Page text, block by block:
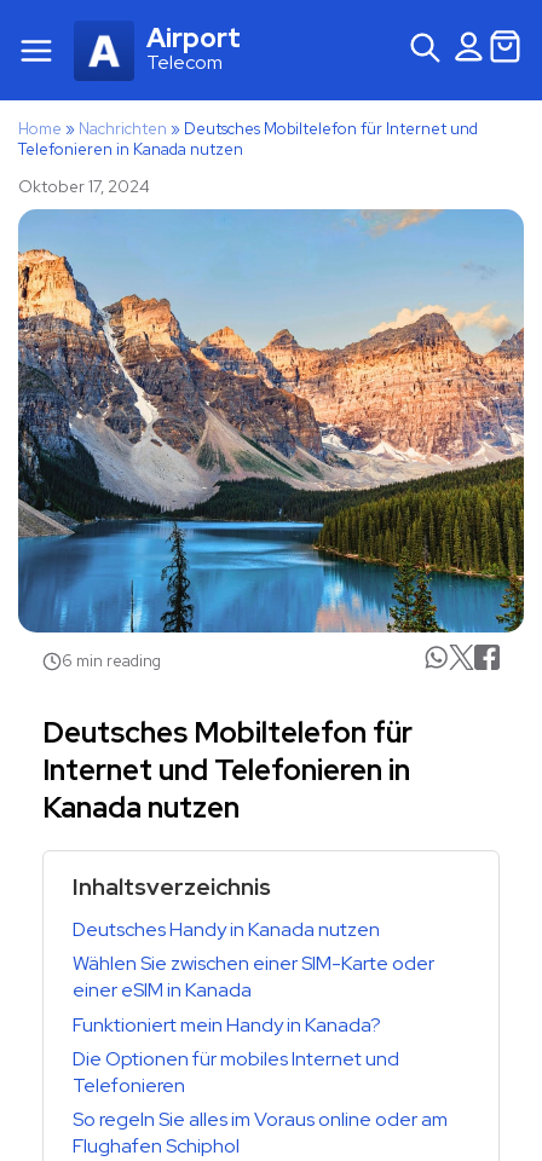
Airport
Telecom
Home » Nachrichten » Deutsches Mobiltelefon für Internet und
Telefonieren in Kanada nutzen
Oktober 17, 2024
6 min reading
Deutsches Mobiltelefon für
Internet und Telefonieren in
Kanada nutzen
Inhaltsverzeichnis
Deutsches Handy in Kanada nutzen
Wählen Sie zwischen einer SIM-Karte oder
einer eSIM in Kanada
Funktioniert mein Handy in Kanada?
Die Optionen für mobiles Internet und
Telefonieren
So regeln Sie alles im Voraus online oder am
Flughafen Schiphol